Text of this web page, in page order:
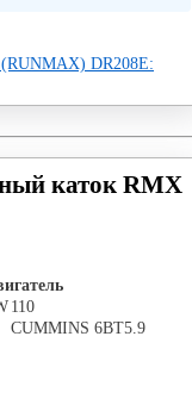
DR208E:
каток RMX
110
CUMMINS 6BT5.9